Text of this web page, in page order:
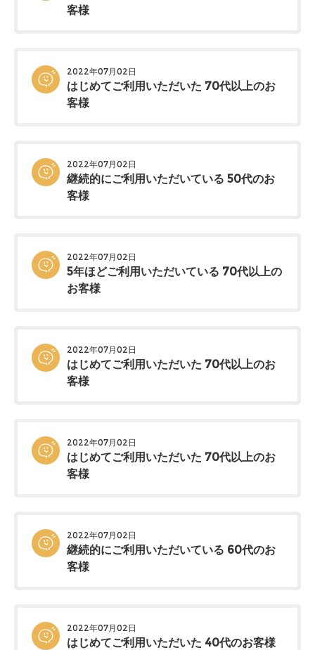
客様
2022年07月02日
はじめてご利用いただいた 70代以上のお
客様
2022年07月02日
継続的にご利用いただいている 50代のお
客様
2022年07月02日
5年ほどご利用いただいている 70代以上の
お客様
2022年07月02日
はじめてご利用いただいた 70代以上のお
客様
2022年07月02日
はじめてご利用いただいた 70代以上のお
客様
2022年07月02日
継続的にご利用いただいている 60代のお
客様
2022年07月02日
はじめてご利用いただいた 40代のお客様